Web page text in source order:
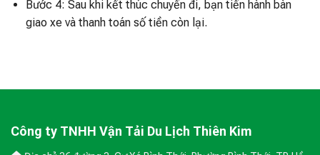
Bước 4: Sau khi kết thúc chuyến đi, bạn tiến hành bàn
giao xe và thanh toán số tiền còn lại.
Công ty TNHH Vận Tải Du Lịch Thiên Kim